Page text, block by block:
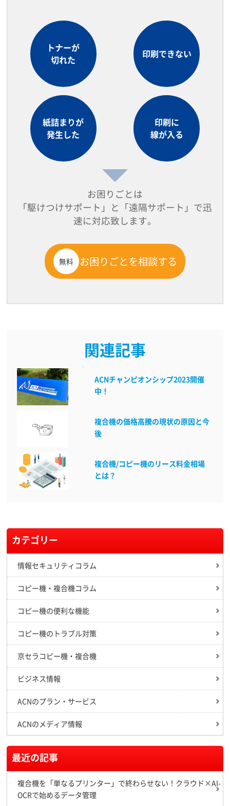
トナーが
切れた
印刷できない
紙詰まりが
発生した
印刷に
線が入る
お困りごとは
「駆けつけサポート」と「遠隔サポート」で迅
速に対応致します。
無料 お困りごとを相談する
関連記事
ACNチャンピオンシップ2023開催
中！
複合機の価格高騰の現状の原因と今
後
複合機/コピー機のリース料金相場
とは？
カテゴリー
情報セキュリティコラム
コピー機・複合機コラム
コピー機の便利な機能
コピー機のトラブル対策
京セラコピー機・複合機
ビジネス情報
ACNのプラン・サービス
ACNのメディア情報
最近の記事
複合機を「単なるプリンター」で終わらせない！クラウド×AI-
OCRで始めるデータ管理